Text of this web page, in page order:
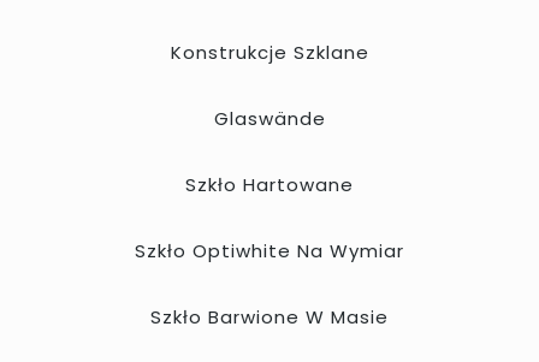
Konstrukcje Szklane
Glaswände
Szkło Hartowane
Szkło Optiwhite Na Wymiar
Szkło Barwione W Masie